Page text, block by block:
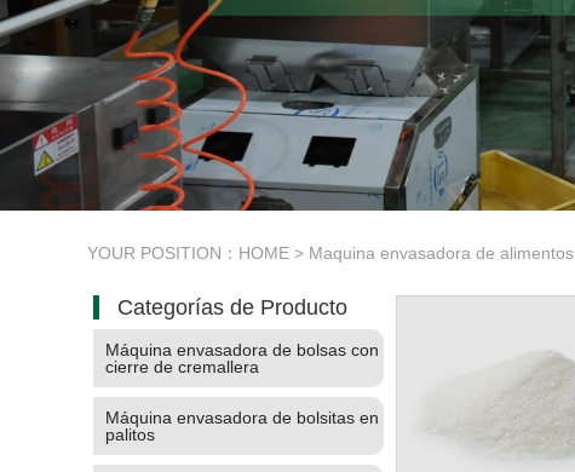
YOUR POSITION： HOME > Maquina envasadora de alimentos
Categorías de Producto
Máquina envasadora de bolsas con
cierre de cremallera
Máquina envasadora de bolsitas en
palitos